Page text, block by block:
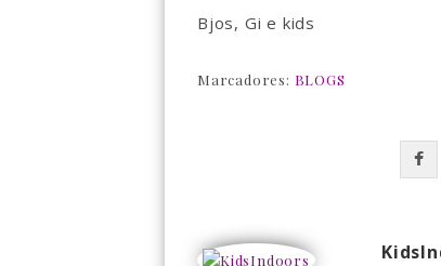
Bjos, Gi e kids
Marcadores: BLOGS